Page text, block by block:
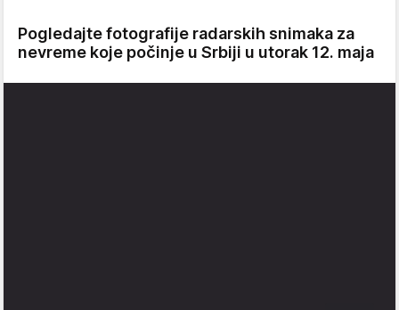
Pogledajte fotografije radarskih snimaka za
nevreme koje počinje u Srbiji u utorak 12. maja